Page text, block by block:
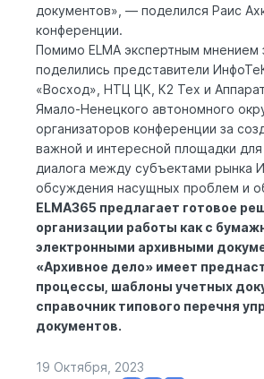
документов», — поделился Раис
конференции.
Помимо ELMA экспертным мнением
поделились представители
«Восход», НТЦ ЦК, К2 Тех и
Ямало-Ненецкого автономного
организаторов конференции за
важной и интересной площадки
диалога между субъектами рынка
обсуждения насущных проблем и
ELMA365 предлагает готовое
организации работы как с
электронными архивными
«Архивное дело» имеет
процессы, шаблоны учетных
справочник типового перечня
документов.
19 Октября, 2023